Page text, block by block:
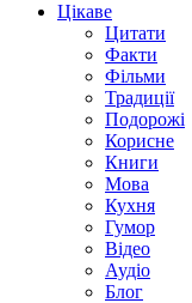
Цікаве
Цитати
Факти
Фільми
Традиції
Подорожі
Корисне
Книги
Мова
Кухня
Гумор
Відео
Аудіо
Блог